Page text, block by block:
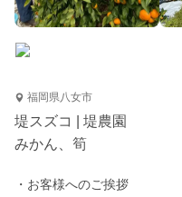
福岡県八女市
堤スズコ | 堤農園
みかん、筍
・お客様へのご挨拶